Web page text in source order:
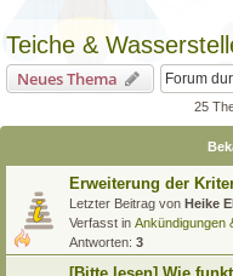
Teiche &
Neues Thema
25
Erweiterung der
Letzter Beitrag von Heike
Verfasst in Ankündigungen
Antworten: 3